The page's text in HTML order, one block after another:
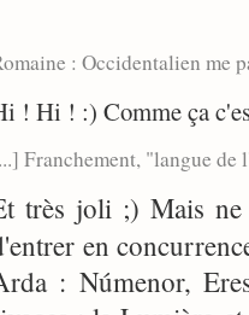
: Occidentalien me
! Hi ! :) Comme ça
Franchement, "langue de
très joli ;) Mais ne
en
: Númenor,